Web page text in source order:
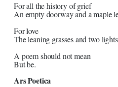
For all the history of grief
An empty doorway and a maple
For love
The leaning grasses and two
A poem should not mean
But be.
Ars Poetica